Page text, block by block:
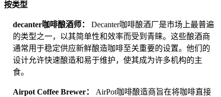
按类型
decanter咖啡酿酒师： Decanter咖啡酿酒厂是市场上最普遍
的类型之一，以其简单性和效率而受到青睐。这些酿酒商
通常用于稳定供应新鲜酿造咖啡至关重要的设置。他们的
设计允许快速酿造和易于维护，使其成为许多机构的主
食。
Airpot Coffee Brewer： AirPot咖啡酿造商旨在将咖啡直接